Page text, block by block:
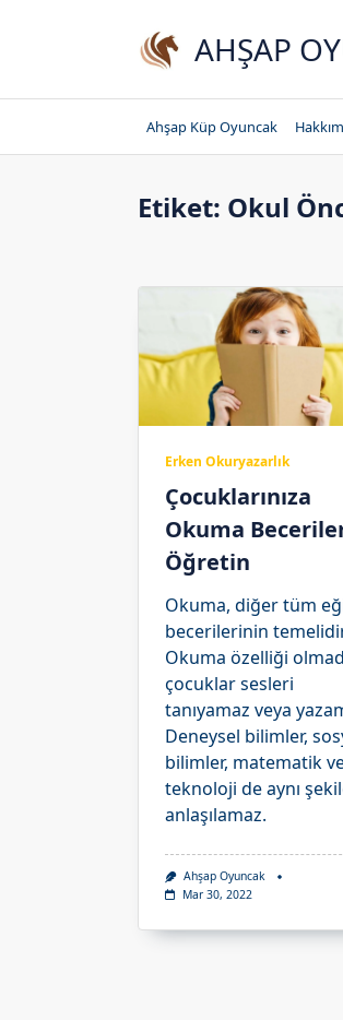
AHŞAP
Ahşap Küp Oyuncak
Etiket: Okul
Erken Okuryazarlık
Çocuklarınıza
Okuma
Öğretin
Okuma, diğer tüm
becerilerinin
Okuma özelliği
çocuklar sesleri
tanıyamaz veya
Deneysel bilimler,
bilimler, matematik
teknoloji de aynı
anlaşılamaz.
Ahşap Oyuncak
Mar 30, 2022